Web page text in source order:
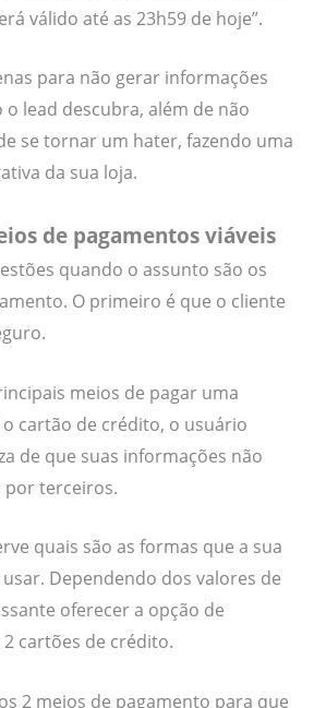
válido até as 23h59 de hoje”.
para não gerar informações
o lead descubra, além de não
se tornar um hater, fazendo uma
da sua loja.
de pagamentos viáveis
quando o assunto são os
O primeiro é que o cliente
meios de pagar uma
cartão de crédito, o usuário
de que suas informações não
por terceiros.
quais são as formas que a sua
Dependendo dos valores de
oferecer a opção de
cartões de crédito.
2 meios de pagamento para que